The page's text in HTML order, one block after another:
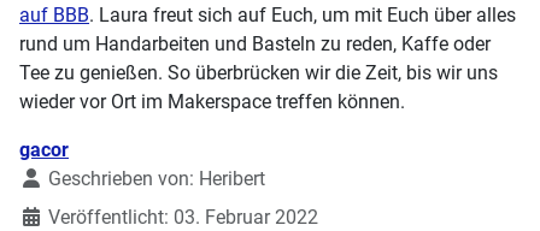
auf BBB. Laura freut sich auf Euch, um mit Euch über alles
rund um Handarbeiten und Basteln zu reden, Kaffe oder
Tee zu genießen. So überbrücken wir die Zeit, bis wir uns
wieder vor Ort im Makerspace treffen können.
Details
gacor
Geschrieben von: Heribert
Veröffentlicht: 03. Februar 2022